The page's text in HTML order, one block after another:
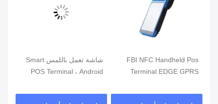
FBI NFC Handheld Pos
Terminal EDGE GPRS
المحمولة
شاشة تعمل باللمس Smart
POS Terminal ، Android